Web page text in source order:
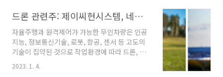
다. 철강부문의 연결대상 회사는 포스코, ..
외교에 유용한 자원이 됐다. 2006년부터 희토류
수출이 줄어들기 시작한 것은 단순 조립식 제조
구조에서 벗어나기 위해서다. 이는 희토류를 수
출하지 않고 휴대전화, 태블릿 PC, 모니터, 전기
자동차 등 고부가가치 제품을 희토류를 이용해
제조하는 것을 의미한다. 유럽연합(EU)과 미국,
드론 관련주: 제이씨현시스템, 네온테크
자율주행과 원격제어가 가능한 무인차량은 인공
지능, 정보통신기술, 로봇, 항공, 센서 등 고도의
기술이 집약된 것으로 작업환경에 따라 드론, 개
종자 수색과 건물관리 등 다양한 분야에서 활용
2023. 1. 4.